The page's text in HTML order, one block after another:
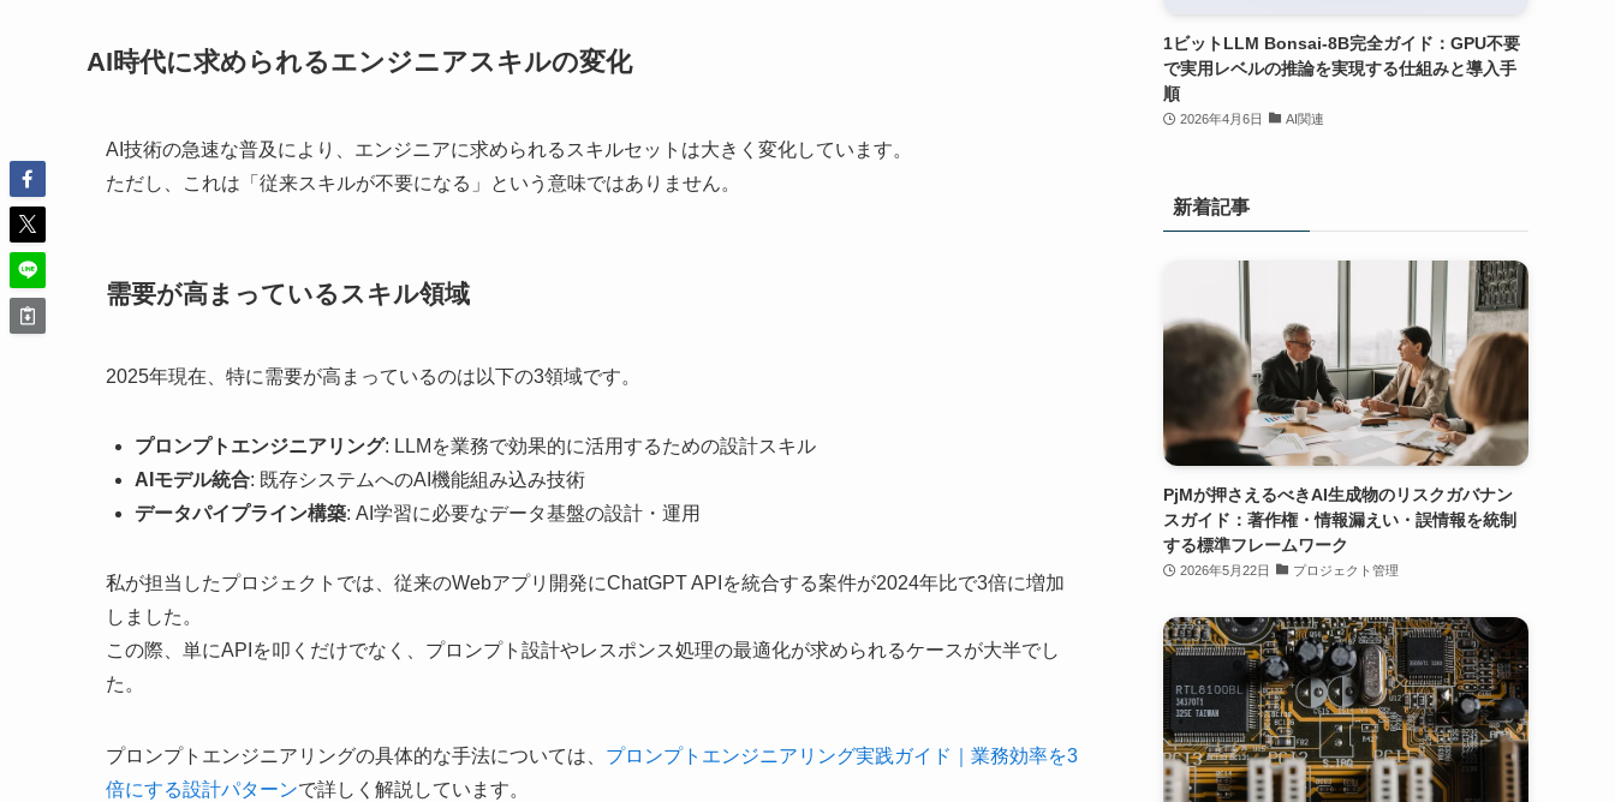
AI時代に求められるエンジニアスキルの変化
AI技術の急速な普及により、エンジニアに求められるスキルセットは大きく変化しています。
ただし、これは「従来スキルが不要になる」という意味ではありません。
需要が高まっているスキル領域
2025年現在、特に需要が高まっているのは以下の3領域です。
プロンプトエンジニアリング: LLMを業務で効果的に活用するための設計スキル
AIモデル統合: 既存システムへのAI機能組み込み技術
データパイプライン構築: AI学習に必要なデータ基盤の設計・運用
私が担当したプロジェクトでは、従来のWebアプリ開発にChatGPT APIを統合する案件が2024年比で3倍に増加
しました。
この際、単にAPIを叩くだけでなく、プロンプト設計やレスポンス処理の最適化が求められるケースが大半でし
た。
プロンプトエンジニアリングの具体的な手法については、 プロンプトエンジニアリング実践ガイド｜業務効率を3
倍にする設計パターンで詳しく解説しています。
1ビットLLM Bonsai-8B完全ガイド：GPU不要
で実用レベルの推論を実現する仕組みと導入手
順
2026年4月6日 AI関連
新着記事
PjMが押さえるべきAI生成物のリスクガバナン
スガイド：著作権・情報漏えい・誤情報を統制
する標準フレームワーク
2026年5月22日 プロジェクト管理